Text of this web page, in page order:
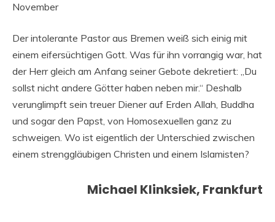
November
Der intolerante Pastor aus Bremen weiß sich einig mit
einem eifersüchtigen Gott. Was für ihn vorrangig war, hat
der Herr gleich am Anfang seiner Gebote dekretiert: „Du
sollst nicht andere Götter haben neben mir.“ Deshalb
verunglimpft sein treuer Diener auf Erden Allah, Buddha
und sogar den Papst, von Homosexuellen ganz zu
schweigen. Wo ist eigentlich der Unterschied zwischen
einem strenggläubigen Christen und einem Islamisten?
Michael Klinksiek, Frankfurt